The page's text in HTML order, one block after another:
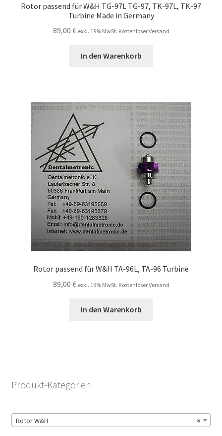
Rotor passend für W&H TG-97L TG-97, TK-97L, TK-97
Turbine Made in Germany
89,00 € exkl. 19% MwSt. Kostenloser Versand
In den Warenkorb
Rotor passend für W&H TA-96L, TA-96 Turbine
89,00 € exkl. 19% MwSt. Kostenloser Versand
In den Warenkorb
Produkt-Kategorien
×
Rotor W&H